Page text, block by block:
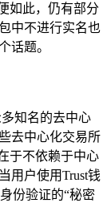
如此，仍有部分
中不进行实名也
话题。
知名的去中心
去中心化交易所
于不依赖于中心
用户使用Trust钱
份验证的“秘密